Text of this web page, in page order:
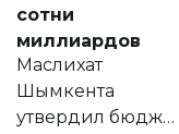
сотни
миллиардов
Маслихат
Шымкента
утвердил бюджет